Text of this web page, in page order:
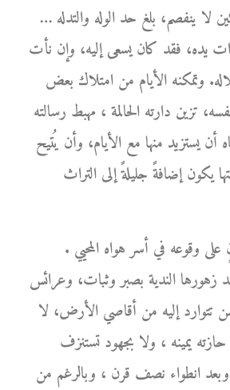
لا ينفصم، بلغ حد الوله والتدله …
يده، فقد كان يسعى إليه، وإن نأت
وتمكنه الأيام من امتلاك بعض
تزين دارته الحالمة ، مهبط رسالته
أن يستزيد منها مع الأيام، وأن يُتيح
يكون إضافةً جليلةً إلى التراث
وقوعه في أسر هواه المحيي .
زهورها الندية بصبر وثبات، وعرائس
تتوارد إليه من أقاصي الأرض، لا
يمينه ، ولا بجهود تستنزف
وبعد انطواء نصف قرن ، وبالرغم من